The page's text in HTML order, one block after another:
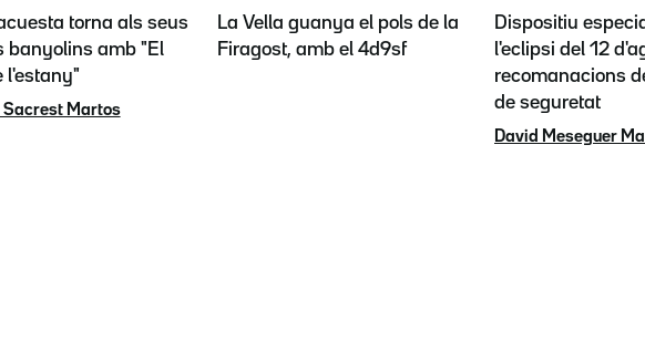
torna als seus
banyolins amb "El
l'estany"
Sacrest Martos
La Vella guanya el pols de la
Firagost, amb el 4d9sf
Dispositiu
l'eclipsi del 12
recomanacions
de seguretat
David Meseguer